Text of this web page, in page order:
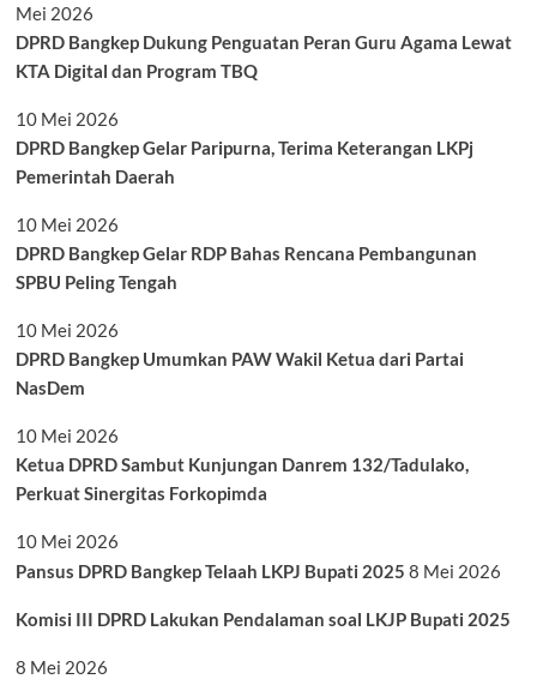
Mei 2026
DPRD Bangkep Dukung Penguatan Peran Guru Agama Lewat
KTA Digital dan Program TBQ
10 Mei 2026
DPRD Bangkep Gelar Paripurna, Terima Keterangan LKPj
Pemerintah Daerah
10 Mei 2026
DPRD Bangkep Gelar RDP Bahas Rencana Pembangunan
SPBU Peling Tengah
10 Mei 2026
DPRD Bangkep Umumkan PAW Wakil Ketua dari Partai
NasDem
10 Mei 2026
Ketua DPRD Sambut Kunjungan Danrem 132/Tadulako,
Perkuat Sinergitas Forkopimda
10 Mei 2026
Pansus DPRD Bangkep Telaah LKPJ Bupati 2025 8 Mei 2026
Komisi III DPRD Lakukan Pendalaman soal LKJP Bupati 2025
8 Mei 2026